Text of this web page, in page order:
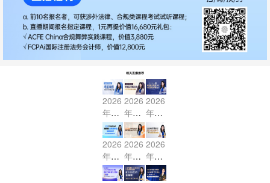
相关直播推荐
2026
年7
月US
BAR
考前
冲刺
- 联
2026
年7
月US
BAR
冲刺
班火
热进
2026
年7
月US
BAR
冲刺
班火
热进
2026
年7
月US
2026
年7
月US
2026
年2
月US